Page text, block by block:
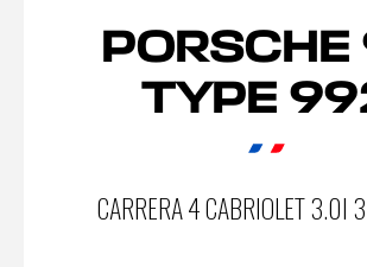
PORSCHE
TYPE
CARRERA 4 CABRIOLET 3.0I